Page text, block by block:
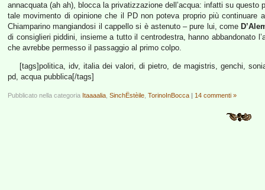
annacquata (ah ah), blocca la privatizzazione dell’acqua: infatti su questo
tale movimento di opinione che il PD non poteva proprio più continuare
Chiamparino mangiandosi il cappello si è astenuto – pure lui, come
di consiglieri piddini, insieme a tutto il centrodestra, hanno abbandonato
che avrebbe permesso il passaggio al primo colpo.
[tags]politica, idv, italia dei valori, di pietro, de magistris, genchi,
pd, acqua pubblica[/tags]
Pubblicato nella categoria Itaaaalia SinchËstèile TorinoInBocca | 14 commenti »